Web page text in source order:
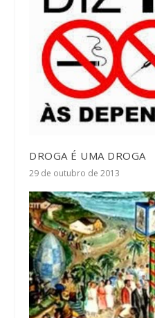
DROGA É UMA DROGA
29 de outubro de 2013